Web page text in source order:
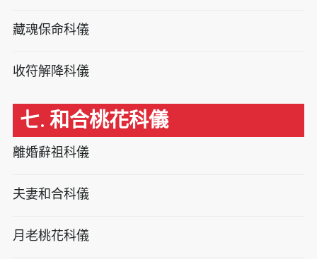
藏魂保命科儀
收符解降科儀
七. 和合桃花科儀
離婚辭祖科儀
夫妻和合科儀
月老桃花科儀